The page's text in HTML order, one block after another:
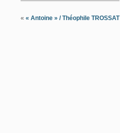
« « Antoine » / Théophile TROSSAT